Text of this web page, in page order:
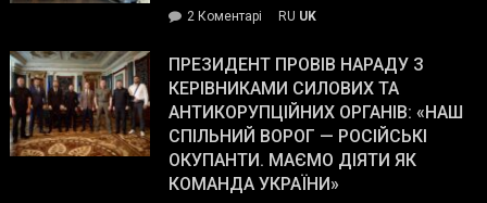
The
Street
Journal.
2 Коментарі
Південному
працівникам
ОПЗ
з
матеріального
резерву
RU UK
ПРЕЗИДЕНТ ПРОВІВ НАРАДУ З
КЕРІВНИКАМИ СИЛОВИХ ТА
АНТИКОРУПЦІЙНИХ ОРГАНІВ: «НАШ
СПІЛЬНИЙ ВОРОГ — РОСІЙСЬКІ
ОКУПАНТИ. МАЄМО ДІЯТИ ЯК
КОМАНДА УКРАЇНИ»